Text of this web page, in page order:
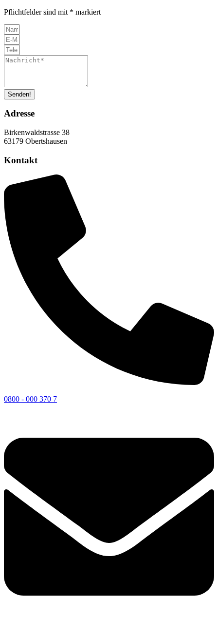
Pflichtfelder sind mit * markiert
Senden!
Adresse
Birkenwaldstrasse 38
63179 Obertshausen
Kontakt
0800 - 000 370 7